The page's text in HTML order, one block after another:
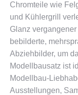
Chromteile wie
und Kühlergrill
Glanz
bebilderte,
Abziehbilder, um
Modellbausatz ist
Modellbau-
Ausstellungen,